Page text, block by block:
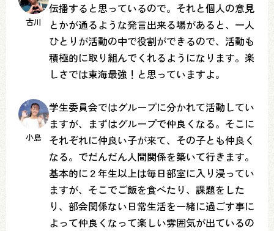
古川
伝播すると思っているので。それと個人の意見
とかが通るような発言出来る場があると、一人
ひとりが活動の中で役割ができるので、活動も
積極的に取り組んでくれるようになります。楽
しさでは東海最強！と思っていますよ。
小島
学生委員会ではグループに分かれて活動してい
ますが、まずはグループで仲良くなる。そこに
それぞれに仲良い子が来て、その子とも仲良く
なる。でだんだん人間関係を築いて行きます。
基本的に２年生以上は毎日部室に入り浸ってい
ますが、そこでご飯を食べたり、課題をした
り、部会関係ない日常生活を一緒に過ごす事に
よって仲良くなって楽しい雰囲気が出ているの